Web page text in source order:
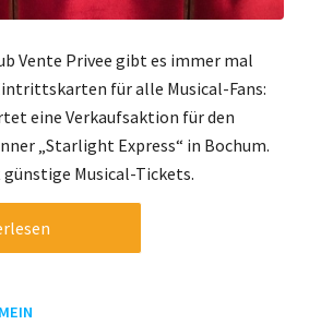
Vente Privee gibt es immer mal
für alle Musical-Fans:
eine Verkaufsaktion für den
„Starlight Express“ in Bochum.
Musical-Tickets.